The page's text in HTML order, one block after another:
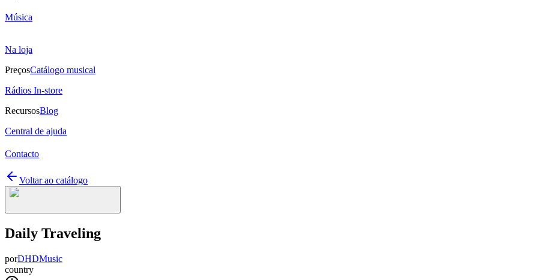
Música
Na loja
PreçosCatálogo musical
Rádios In-store
RecursosBlog
Central de ajuda
Contacto
Voltar ao catálogo
Daily Traveling
porDHDMusic
country